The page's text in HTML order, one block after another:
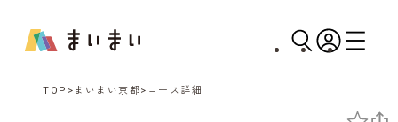
TOP まいまい京都 コース詳細